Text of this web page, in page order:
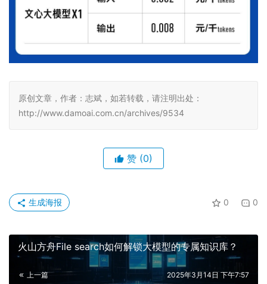
原创文章，作者：志斌，如若转载，请注明出处：
http://www.damoai.com.cn/archives/9534
赞 (0)
0 0
生成海报
火山方舟File search如何解锁大模型的专属知识库？
上一篇 2025年3月14日 下午7:57